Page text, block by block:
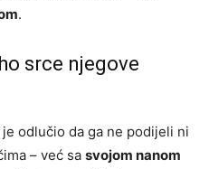
.
srce njegove
odlučio da ga ne podijeli ni
– već sa svojom nanom